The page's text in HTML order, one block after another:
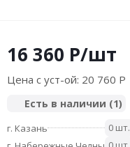
16 360 P/шт
Цена с уст-ой: 20 760 P
Есть в наличии (1)
г. Казань
0 шт.